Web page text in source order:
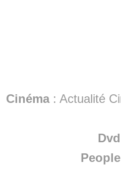
Cinéma: Actualité
Dvd
People